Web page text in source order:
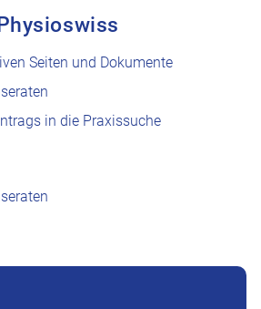
Seiten und Dokumente
in die Praxissuche